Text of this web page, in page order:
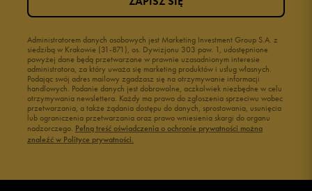
Administratorem danych osobowych jest Marketing Investment Group S.A. z
siedzibą w Krakowie (31-871), os. Dywizjonu 303 paw. 1, udostępnione
powyżej dane będą przetwarzane w prawnie uzasadnionym interesie
administratora, za który uważa się marketing produktów i usług własnych.
Podając swój adres mailowy zgadzasz się na otrzymywanie informacji
handlowych. Podanie danych jest dobrowolne, aczkolwiek niezbędne w celu
otrzymywania newslettera. Każdy ma prawo do zgłoszenia sprzeciwu wobec
przetwarzania, a także żądania dostępu do danych, sprostowania, usunięcia
lub ograniczenia przetwarzania oraz prawo wniesienia skargi do organu
nadzorczego. Pełną treść oświadczenia o ochronie prywatności można
znaleźć w Polityce prywatności.